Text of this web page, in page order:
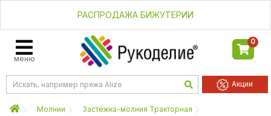
РАСПРОДАЖА БИЖУТЕРИИ
меню
0
Акции
Молнии
Застежка-молния Тракторная